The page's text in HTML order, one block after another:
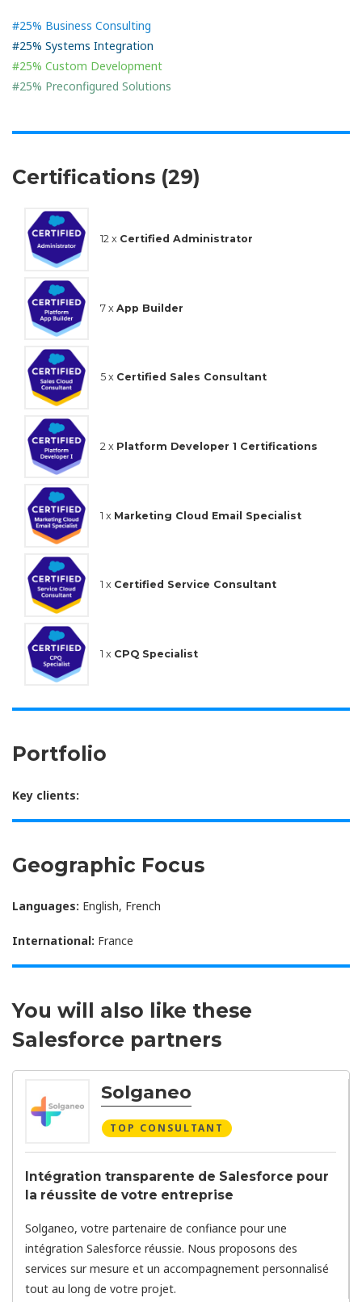
#25% Business Consulting
#25% Systems Integration
#25% Custom Development
#25% Preconfigured Solutions
Certifications (29)
12 x Certified Administrator
7 x App Builder
5 x Certified Sales Consultant
2 x Platform Developer 1 Certifications
1 x Marketing Cloud Email Specialist
1 x Certified Service Consultant
1 x CPQ Specialist
Portfolio
Key clients:
Geographic Focus
Languages: English, French
International: France
You will also like these
Salesforce partners
Solganeo
TOP CONSULTANT
Intégration transparente de Salesforce pour
la réussite de votre entreprise
Solganeo, votre partenaire de confiance pour une
intégration Salesforce réussie. Nous proposons des
services sur mesure et un accompagnement personnalisé
tout au long de votre projet.